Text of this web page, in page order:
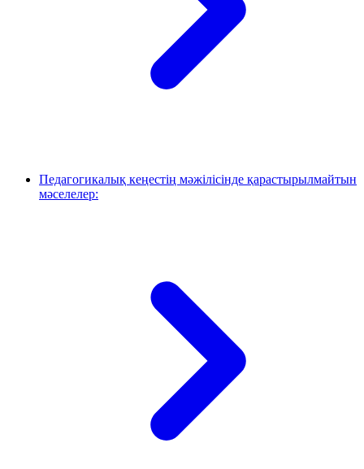
Педагогикалық кеңестің мәжілісінде қарастырылмайтын
мәселелер: